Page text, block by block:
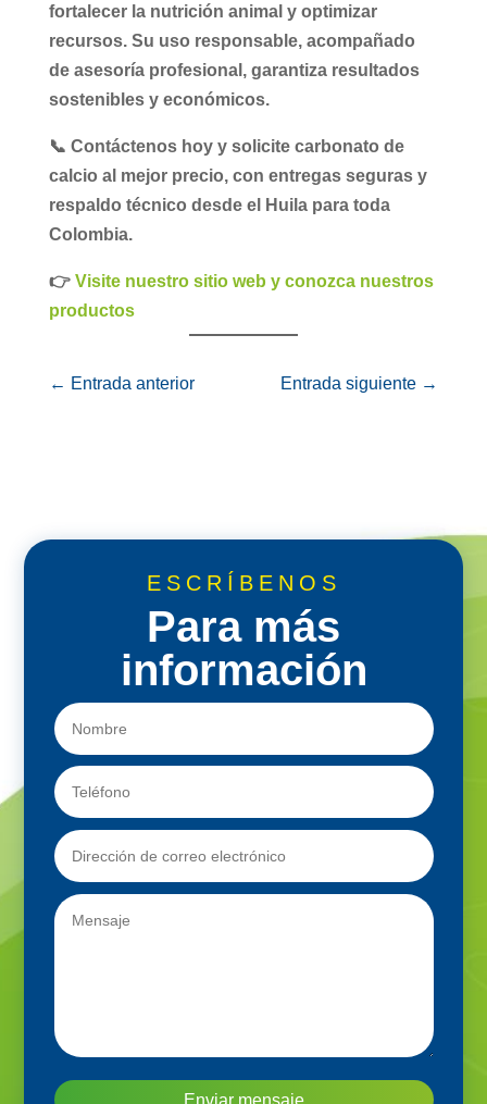
fortalecer la nutrición animal y optimizar
recursos. Su uso responsable, acompañado
de asesoría profesional, garantiza resultados
sostenibles y económicos.
📞 Contáctenos hoy y solicite carbonato de
calcio al mejor precio, con entregas seguras y
respaldo técnico desde el Huila para toda
Colombia.
👉 Visite nuestro sitio web y conozca nuestros
productos
← Entrada anterior Entrada siguiente →
ESCRÍBENOS
Para más
información
Enviar mensaje